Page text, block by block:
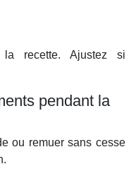
la recette. Ajustez si
pendant la
ou remuer sans cesse